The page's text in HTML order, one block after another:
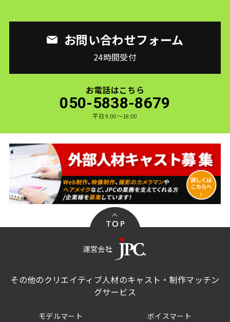
お問い合わせフォーム
24時間受付
お電話はこちら
050-5838-8679
平日 9:00〜18:00
運営会社
その他のクリエイティブ人材のキャスト・制作マッチン
グサービス
モデルマート ボイスマート